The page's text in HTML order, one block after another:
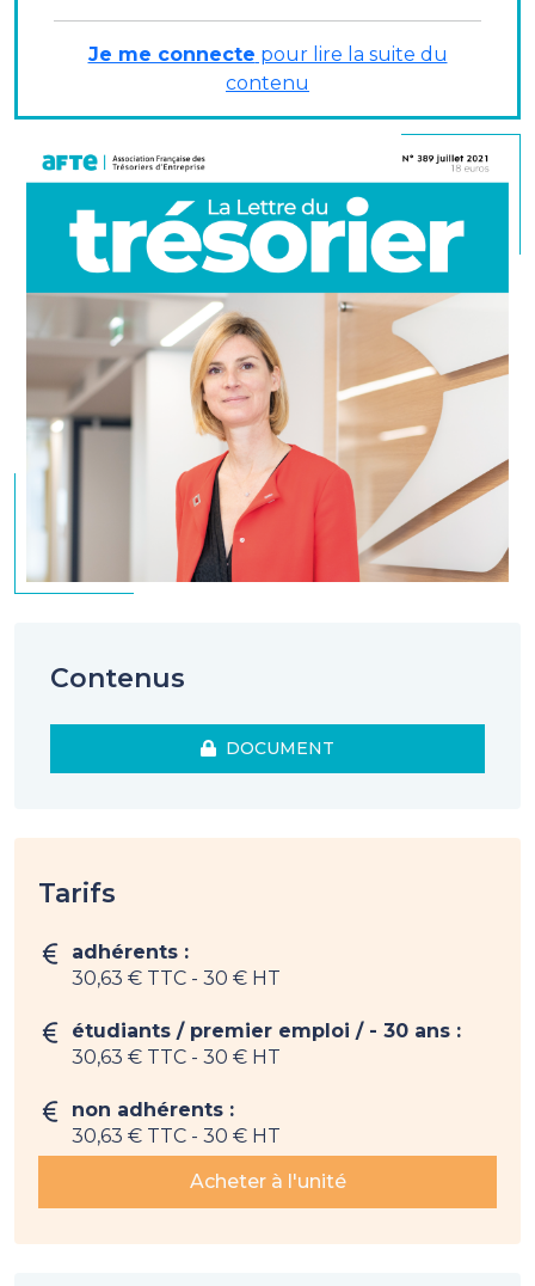
trésorerie... »
Je me connecte pour lire la suite du
contenu
Contenus
DOCUMENT
Tarifs
adhérents :
30,63 € TTC - 30 € HT
étudiants / premier emploi / - 30 ans :
30,63 € TTC - 30 € HT
non adhérents :
30,63 € TTC - 30 € HT
Acheter à l'unité